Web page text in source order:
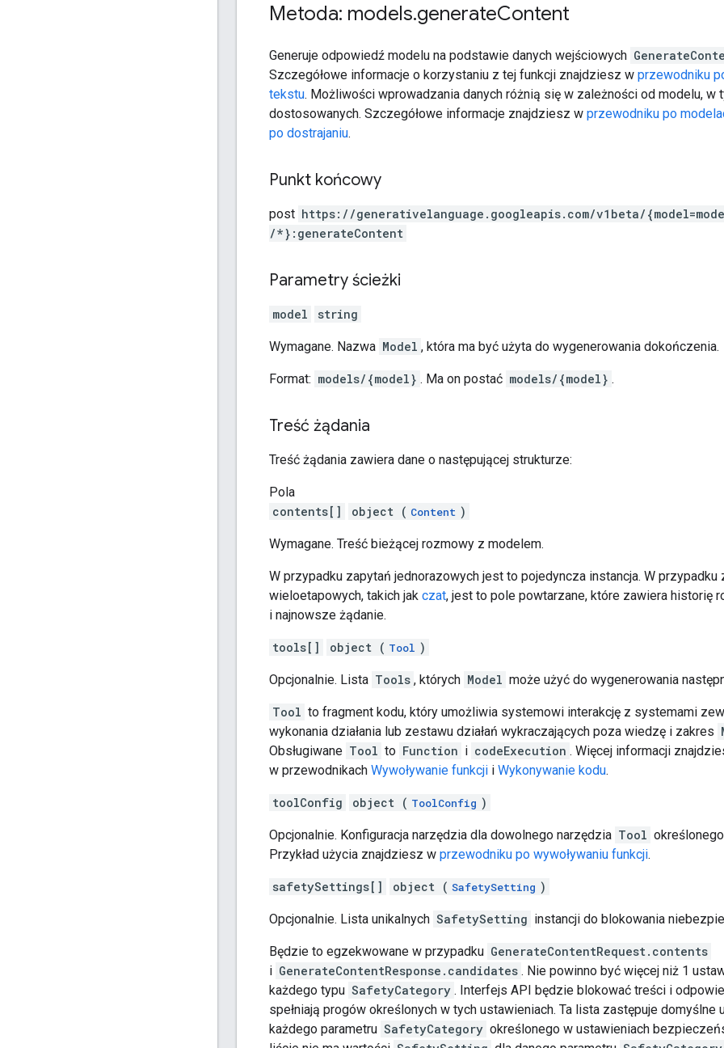
Metoda: models.generateContent
Generuje odpowiedź modelu na podstawie danych wejściowych
Szczegółowe informacje o korzystaniu z tej funkcji znajdziesz w przewodniku
tekstu. Możliwości wprowadzania danych różnią się w zależności od modelu, w
dostosowanych. Szczegółowe informacje znajdziesz w przewodniku po
po dostrajaniu.
Punkt końcowy
post https: / /generativelanguage.googleapis.com/v1beta/
/*}:generateContent
Parametry ścieżki
model string
Wymagane. Nazwa Model , która ma być użyta do wygenerowania dokończenia.
Format: models/{model} . Ma on postać models/{model} .
Treść żądania
Treść żądania zawiera dane o następującej strukturze:
Pola
contents[]
object ( Content )
Wymagane. Treść bieżącej rozmowy z modelem.
W przypadku zapytań jednorazowych jest to pojedyncza instancja. W przypadku
wieloetapowych, takich jak czat, jest to pole powtarzane, które zawiera historię
i najnowsze żądanie.
tools[] object ( Tool )
Opcjonalnie. Lista Tools , których Model może użyć do wygenerowania
Tool to fragment kodu, który umożliwia systemowi interakcję z systemami
wykonania działania lub zestawu działań wykraczających poza wiedzę i zakres
Obsługiwane Tool to Function i codeExecution . Więcej informacji
w przewodnikach Wywoływanie funkcji i Wykonywanie kodu.
toolConfig object ( ToolConfig )
Opcjonalnie. Konfiguracja narzędzia dla dowolnego narzędzia Tool
Przykład użycia znajdziesz w przewodniku po wywoływaniu funkcji.
safetySettings[] object ( SafetySetting )
Opcjonalnie. Lista unikalnych SafetySetting instancji do blokowania
Będzie to egzekwowane w przypadku GenerateContentRequest.contents
i GenerateContentResponse.candidates . Nie powinno być więcej niż 1
każdego typu SafetyCategory . Interfejs API będzie blokować treści i
spełniają progów określonych w tych ustawieniach. Ta lista zastępuje domyślne
każdego parametru SafetyCategory określonego w ustawieniach